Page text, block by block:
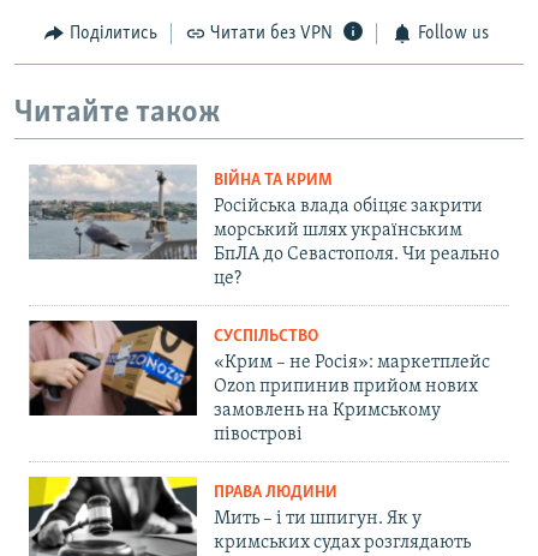
Поділитись Читати без VPN Follow us
Читайте також
ВІЙНА ТА КРИМ
Російська влада обіцяє закрити
морський шлях українським
БпЛА до Севастополя. Чи реально
це?
СУСПІЛЬСТВО
«Крим – не Росія»: маркетплейс
Ozon припинив прийом нових
замовлень на Кримському
півострові
ПРАВА ЛЮДИНИ
Мить – і ти шпигун. Як у
кримських судах розглядають